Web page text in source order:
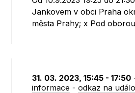
Jankovem v obci Praha
města Prahy; x Pod
31. 03. 2023, 15:45 - 17:50
informace -odkaz na